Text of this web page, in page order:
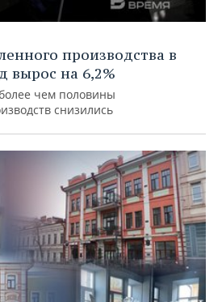
производства в
вырос на 6,2%
чем половины
снизились